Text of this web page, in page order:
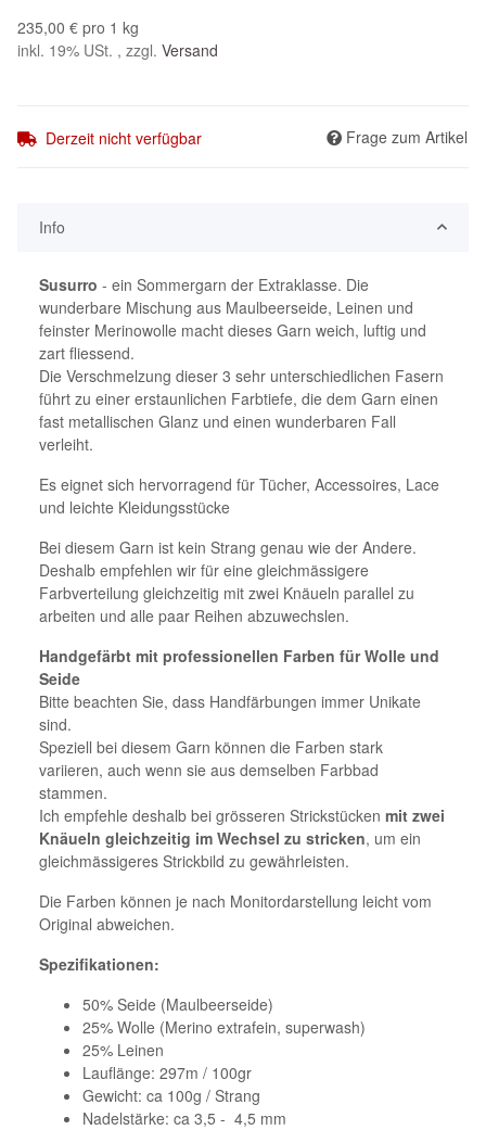
235,00 € pro 1 kg
inkl. 19% USt. , zzgl. Versand
Derzeit nicht verfügbar Frage zum Artikel
Info
Susurro - ein Sommergarn der Extraklasse. Die
wunderbare Mischung aus Maulbeerseide, Leinen und
feinster Merinowolle macht dieses Garn weich, luftig und
zart fliessend.
Die Verschmelzung dieser 3 sehr unterschiedlichen Fasern
führt zu einer erstaunlichen Farbtiefe, die dem Garn einen
fast metallischen Glanz und einen wunderbaren Fall
verleiht.
Es eignet sich hervorragend für Tücher, Accessoires, Lace
und leichte Kleidungsstücke
Bei diesem Garn ist kein Strang genau wie der Andere.
Deshalb empfehlen wir für eine gleichmässigere
Farbverteilung gleichzeitig mit zwei Knäueln parallel zu
arbeiten und alle paar Reihen abzuwechslen.
Handgefärbt mit professionellen Farben für Wolle und
Seide
Bitte beachten Sie, dass Handfärbungen immer Unikate
sind.
Speziell bei diesem Garn können die Farben stark
variieren, auch wenn sie aus demselben Farbbad
stammen.
Ich empfehle deshalb bei grösseren Strickstücken mit zwei
Knäueln gleichzeitig im Wechsel zu stricken, um ein
gleichmässigeres Strickbild zu gewährleisten.
Die Farben können je nach Monitordarstellung leicht vom
Original abweichen.
Spezifikationen:
50% Seide (Maulbeerseide)
25% Wolle (Merino extrafein, superwash)
25% Leinen
Lauflänge: 297m / 100gr
Gewicht: ca 100g / Strang
Nadelstärke: ca 3,5 - 4,5 mm